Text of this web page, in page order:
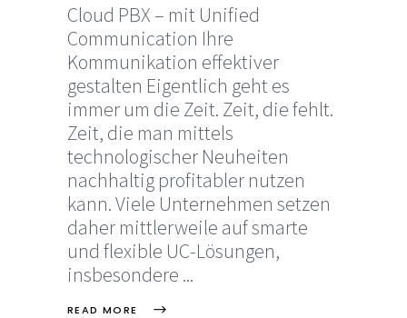
Cloud PBX – mit Unified
Communication Ihre
Kommunikation effektiver
gestalten Eigentlich geht es
immer um die Zeit. Zeit, die fehlt.
Zeit, die man mittels
technologischer Neuheiten
nachhaltig profitabler nutzen
kann. Viele Unternehmen setzen
daher mittlerweile auf smarte
und flexible UC-Lösungen,
insbesondere
READ MORE